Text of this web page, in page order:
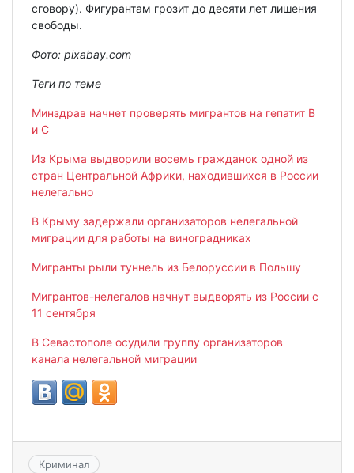
сговору). Фигурантам грозит до десяти лет лишения
свободы.
Фото: pixabay.com
Теги по теме
Минздрав начнет проверять мигрантов на гепатит В
и С
Из Крыма выдворили восемь гражданок одной из
стран Центральной Африки, находившихся в России
нелегально
В Крыму задержали организаторов нелегальной
миграции для работы на виноградниках
Мигранты рыли туннель из Белоруссии в Польшу
Мигрантов-нелегалов начнут выдворять из России с
11 сентября
В Севастополе осудили группу организаторов
канала нелегальной миграции
Криминал